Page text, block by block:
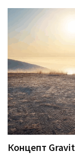
Концепт